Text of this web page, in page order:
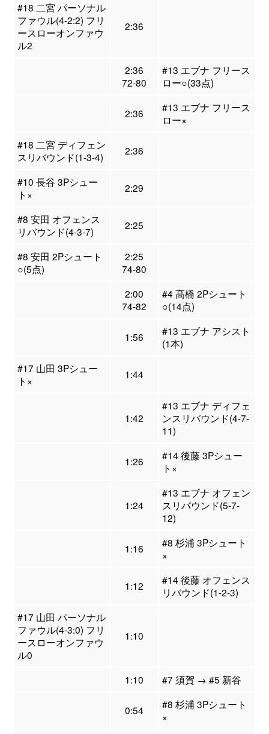
#18 二宮 パーソナル
ファウル(4-2:2) フリ
ースローオンファウ
ル2
2:36
2:36
72-80
#13 エブナ フリース
ロー○(33点)
2:36
#13 エブナ フリース
ロー×
#18 二宮 ディフェン
スリバウンド(1-3-4)
2:36
#10 長谷 3Pシュー
ト×
2:29
#8 安田 オフェンス
リバウンド(4-3-7)
2:25
#8 安田 2Pシュート
○(5点)
2:25
74-80
2:00
74-82
#4 髙橋 2Pシュート
○(14点)
1:56
#13 エブナ アシスト
(1本)
#17 山田 3Pシュー
ト×
1:44
1:42
#13 エブナ ディフェ
ンスリバウンド(4-7-
11)
1:26
#14 後藤 3Pシュー
ト×
1:24
#13 エブナ オフェン
スリバウンド(5-7-
12)
1:16
#8 杉浦 3Pシュート
×
1:12
#14 後藤 オフェンス
リバウンド(1-2-3)
#17 山田 パーソナル
ファウル(4-3:0) フリ
ースローオンファウ
ル0
1:10
1:10 #7 須賀 → #5 新谷
0:54
#8 杉浦 3Pシュート
×